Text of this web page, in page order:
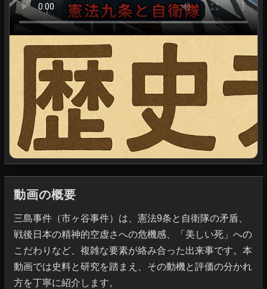
動画の概要
三島事件（市ヶ谷事件）は、憲法9条と自衛隊の矛盾、
戦後日本の精神的空虚さへの危機感、「美しい死」への
こだわりなど、複雑な要素が絡み合った出来事です。本
動画では史料と研究を踏まえ、その動機と評価の分かれ
方を丁寧に紹介します。